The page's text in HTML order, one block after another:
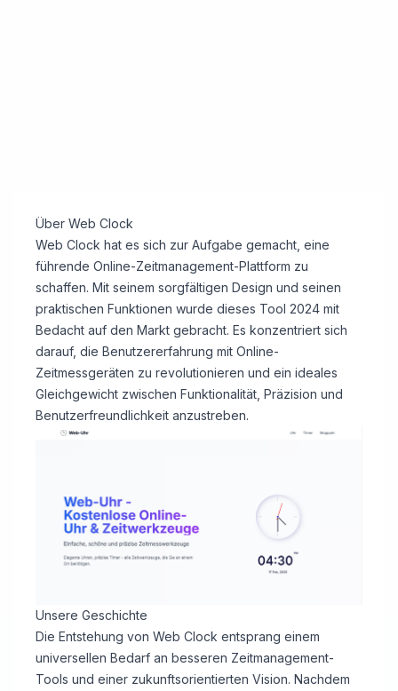
Über Web Clock
Web Clock hat es sich zur Aufgabe gemacht, eine
führende Online-Zeitmanagement-Plattform zu
schaffen. Mit seinem sorgfältigen Design und seinen
praktischen Funktionen wurde dieses Tool 2024 mit
Bedacht auf den Markt gebracht. Es konzentriert sich
darauf, die Benutzererfahrung mit Online-
Zeitmessgeräten zu revolutionieren und ein ideales
Gleichgewicht zwischen Funktionalität, Präzision und
Benutzerfreundlichkeit anzustreben.
Unsere Geschichte
Die Entstehung von Web Clock entsprang einem
universellen Bedarf an besseren Zeitmanagement-
Tools und einer zukunftsorientierten Vision. Nachdem